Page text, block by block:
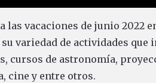
las vacaciones de junio 2022
variedad de actividades
cursos de astronomía,
cine y entre otros.